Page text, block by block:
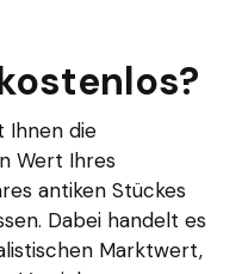
Ihnen die
Wert Ihres
antiken Stückes
Dabei handelt es
Marktwert,